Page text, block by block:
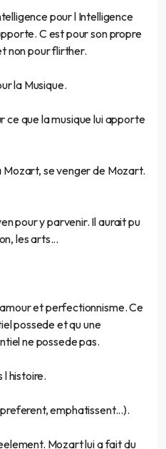
pour l Intelligence
C est pour son propre
non pour flirther.
la Musique.
ce que la musique lui apporte
Mozart, se venger de Mozart.
pour y parvenir. Il aurait pu
les arts...
et perfectionnisme. Ce
possede et qu une
ne possede pas.
l histoire.
emphatissent...).
Mozart lui a fait du